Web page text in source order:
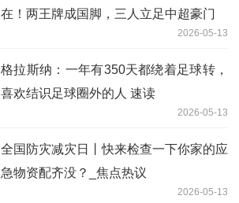
在！两王牌成国脚，三人立足中超豪门
2026-05-13
格拉斯纳：一年有350天都绕着足球转，
喜欢结识足球圈外的人 速读
2026-05-13
全国防灾减灾日丨快来检查一下你家的应
急物资配齐没？_焦点热议
2026-05-13